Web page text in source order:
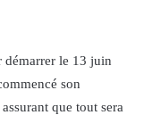
démarrer le 13 juin
son
que tout sera